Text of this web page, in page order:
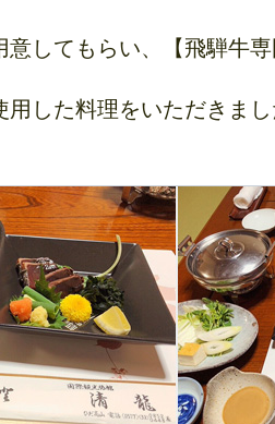
意してもらい、【飛騨牛
用した料理をいただきま